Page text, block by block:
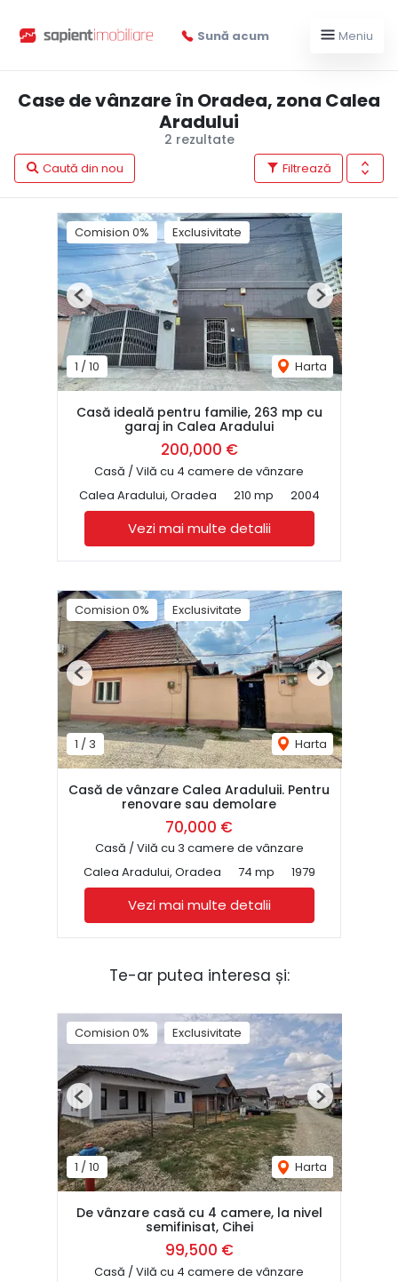
Sună acum Meniu
2 rezultate
Case de vânzare în Oradea, zona Calea
Aradului
Filtrează
Caută din nou
Comision 0% Exclusivitate
1 /10 Harta
Previous Next
Casă ideală pentru familie, 263 mp cu
garaj in Calea Aradului
200,000 €
Casă / Vilă cu 4 camere de vânzare
Calea Aradului, Oradea
210 mp 2004
Vezi mai multe detalii
Comision 0% Exclusivitate
1 / 3 Harta
Previous Next
Casă de vânzare Calea Araduluii. Pentru
renovare sau demolare
70,000 €
Casă / Vilă cu 3 camere de vânzare
Calea Aradului, Oradea
74 mp 1979
Vezi mai multe detalii
Te-ar putea interesa și:
Comision 0% Exclusivitate
1 / 10 Harta
Previous Next
De vânzare casă cu 4 camere, la nivel
semifinisat, Cihei
99,500 €
Casă / Vilă cu 4 camere de vânzare